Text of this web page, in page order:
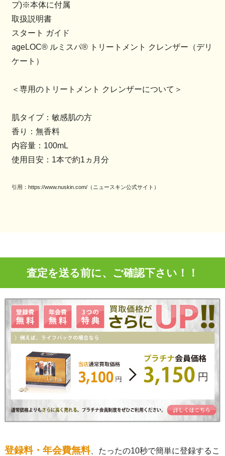
プ)※本体に付属
取扱説明書
スタート ガイド
ageLOC® ルミスパ® トリートメント クレンザー（デリ
ケート）
＜専用のトリートメント クレンザーについて＞
肌タイプ：敏感肌の方
香り：無香料
内容量：100mL
使用目安：1本で約1ヵ月分
引用：https://www.nuskin.com/（ニュースキン公式サイト）
査定を送る前に、ご確認下さい！！
登録料・年会費無料、たったの10秒で簡単に登録するこ